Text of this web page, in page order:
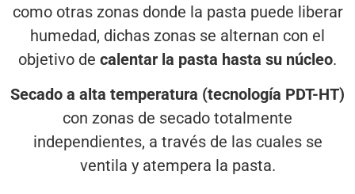
como otras zonas donde la pasta puede liberar
humedad, dichas zonas se alternan con el
objetivo de calentar la pasta hasta su núcleo.
Secado a alta temperatura (tecnología PDT-HT)
con zonas de secado totalmente
independientes, a través de las cuales se
ventila y atempera la pasta.